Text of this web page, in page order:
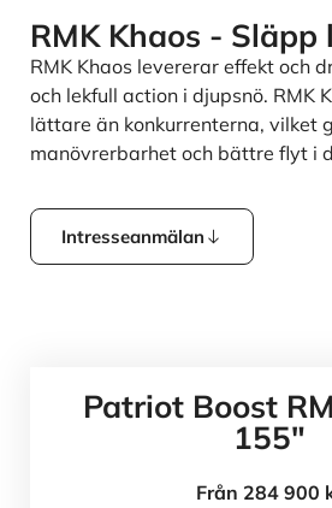
RMK Khaos - Släpp
RMK Khaos levererar effekt och
och lekfull action i djupsnö. RMK
lättare än konkurrenterna, vilket
manövrerbarhet och bättre flyt i
Intresseanmälan
Patriot Boost
155"
Från 284 900